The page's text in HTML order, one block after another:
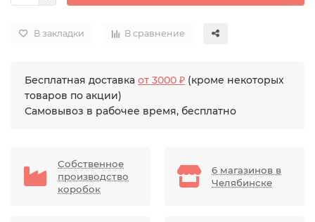
В закладки В сравнение
Бесплатная доставка от 3000 ₽ (кроме некоторых
товаров по акции)
Самовывоз в рабочее время, бесплатно
Собственное
производство
коробок
6 магазинов в
Челябинске